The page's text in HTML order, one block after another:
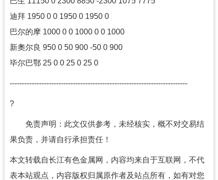
迪拜 1950 0 0 1950 0 1950 0
巴尔的摩 1000 0 0 1000 0 0 1000
新奧尔良 950 0 50 900 -50 0 900
毕尔巴鄂 25 0 0 25 0 25 0
-------------------------------------------------------------------------
?
免责声明：此文仅供参考，未经核实，概不对交易结
果负责，并请自行承担责任！
本文转载自长江有色金属网，内容均来自于互联网，不代
表本站观点，内容版权归属原作者及站点所有，如有对您